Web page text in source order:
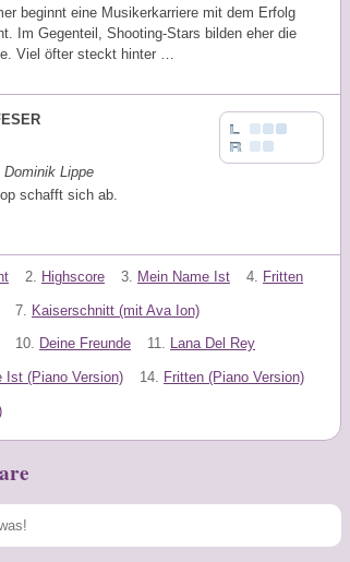
beginnt eine Musikerkarriere mit dem Erfolg
Im Gegenteil, Shooting-Stars bilden eher die
Viel öfter steckt hinter …
Lippe
schafft sich ab.
2. Highscore 3. Mein Name Ist 4. Fritten
7. Kaiserschnitt (mit Ava Ion)
10. Deine Freunde 11. Lana Del Rey
Ist (Piano Version) 14. Fritten (Piano Version)